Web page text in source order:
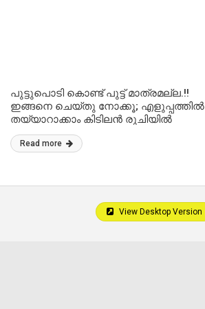
പുട്ടുപൊടി കൊണ്ട് പുട്ട് മാത്രമല്ല.!!
ഇങ്ങനെ ചെയ്തു നോക്കൂ; എളുപ്പത്തിൽ
തയ്യാറാക്കാം കിടിലൻ രുചിയിൽ
നെയ്പത്തിരി.!! Neypathiri Recipe
Read more
View Desktop Version